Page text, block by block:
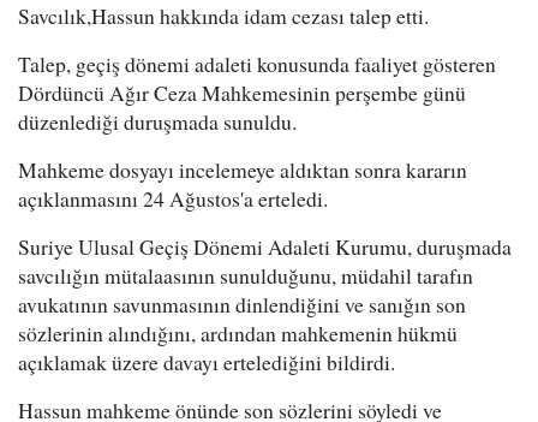
Savcılık,Hassun hakkında idam cezası talep etti.
Talep, geçiş dönemi adaleti konusunda faaliyet gösteren
Dördüncü Ağır Ceza Mahkemesinin perşembe günü
düzenlediği duruşmada sunuldu.
Mahkeme dosyayı incelemeye aldıktan sonra kararın
açıklanmasını 24 Ağustos'a erteledi.
Suriye Ulusal Geçiş Dönemi Adaleti Kurumu, duruşmada
savcılığın mütalaasının sunulduğunu, müdahil tarafın
avukatının savunmasının dinlendiğini ve sanığın son
sözlerinin alındığını, ardından mahkemenin hükmü
açıklamak üzere davayı ertelediğini bildirdi.
Hassun mahkeme önünde son sözlerini söyledi ve